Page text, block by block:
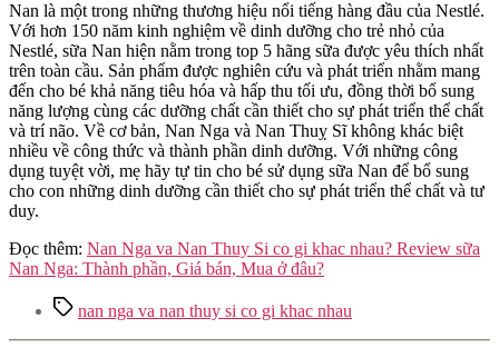
Nan là một trong những thương hiệu nổi tiếng hàng đầu của Nestlé.
Với hơn 150 năm kinh nghiệm về dinh dưỡng cho trẻ nhỏ của
Nestlé, sữa Nan hiện nằm trong top 5 hãng sữa được yêu thích nhất
trên toàn cầu. Sản phẩm được nghiên cứu và phát triển nhằm mang
đến cho bé khả năng tiêu hóa và hấp thu tối ưu, đồng thời bổ sung
năng lượng cùng các dưỡng chất cần thiết cho sự phát triển thể chất
và trí não. Về cơ bản, Nan Nga và Nan Thuỵ Sĩ không khác biệt
nhiều về công thức và thành phần dinh dưỡng. Với những công
dụng tuyệt vời, mẹ hãy tự tin cho bé sử dụng sữa Nan để bổ sung
cho con những dinh dưỡng cần thiết cho sự phát triển thể chất và tư
duy.
Đọc thêm: Nan Nga va Nan Thuy Si co gi khac nhau? Review sữa
Nan Nga: Thành phần, Giá bán, Mua ở đâu?
Tagsnan nga va nan thuy si co gi khac nhau